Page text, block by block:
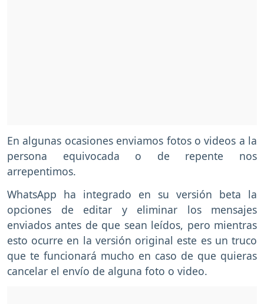
En algunas ocasiones enviamos fotos o videos a la
persona equivocada o de repente nos
arrepentimos.
WhatsApp ha integrado en su versión beta la
opciones de editar y eliminar los mensajes
enviados antes de que sean leídos, pero mientras
esto ocurre en la versión original este es un truco
que te funcionará mucho en caso de que quieras
cancelar el envío de alguna foto o video.